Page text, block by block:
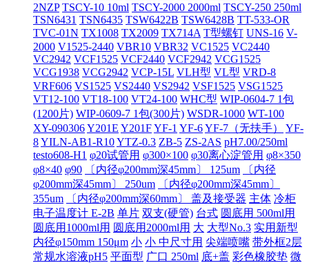
2NZP TSCY-10 10ml TSCY-2000 2000ml TSCY-250 250ml
TSN6431 TSN6435 TSW6422B TSW6428B TT-533-OR
TVC-01N TX1008 TX2009 TX714A T型螺钉 UNS-16 V-
2000 V1525-2440 VBR10 VBR32 VC1525 VC2440
VC2942 VCF1525 VCF2440 VCF2942 VCG1525
VCG1938 VCG2942 VCP-15L VLH型 VL型 VRD-8
VRF606 VS1525 VS2440 VS2942 VSF1525 VSG1525
VT12-100 VT18-100 VT24-100 WHC型 WIP-0604-7 1包
(1200片) WIP-0609-7 1包(300片) WSDR-1000 WT-100
XY-090306Y201E Y201FYF-1 YF-6YF-7（无扶手）
YF-
8YILN-AB1-R10YTZ-0.3 ZB-5 ZS-2AS pH7.00/250ml
testo608-H1 φ20试管用 φ300×100 φ30离心淀管用 φ8×350
φ8×40 φ90 〔内径φ200mm深45mm〕 125um
〔内径
φ200mm深45mm〕 250um
〔内径φ200mm深45mm〕
355um
〔内径φ200mm深60mm〕 盖及接受器 主体 冷柜
电子温度计 E-2B 单片 双支(硬管) 台式 圆底用 500ml用
圆底用1000ml用 圆底用2000ml用 大 大型No.3 实用新型
内径φ150mm 150μm 小 小 中尺寸用 尖端喷嘴 带外框2层
常规水溶液pH5 平面型 广口 250ml 底+盖 彩色橡胶垫 微